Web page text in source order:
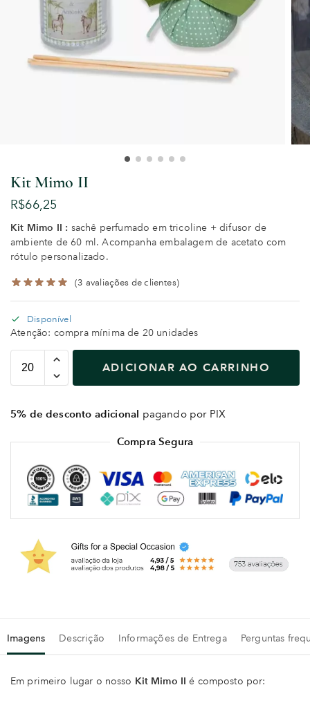
Kit Mimo II
R$66,25
Kit Mimo II : sachê perfumado em tricoline + difusor de
ambiente de 60 ml. Acompanha embalagem de acetato com
rótulo personalizado.
(3 avaliações de clientes)
Disponível
Atenção: compra mínima de 20 unidades
ADICIONAR AO CARRINHO
5% de desconto adicional pagando por PIX
Compra Segura
Imagens Descrição Informações de Entrega Perguntas
Em primeiro lugar o nosso Kit Mimo IIé composto por: